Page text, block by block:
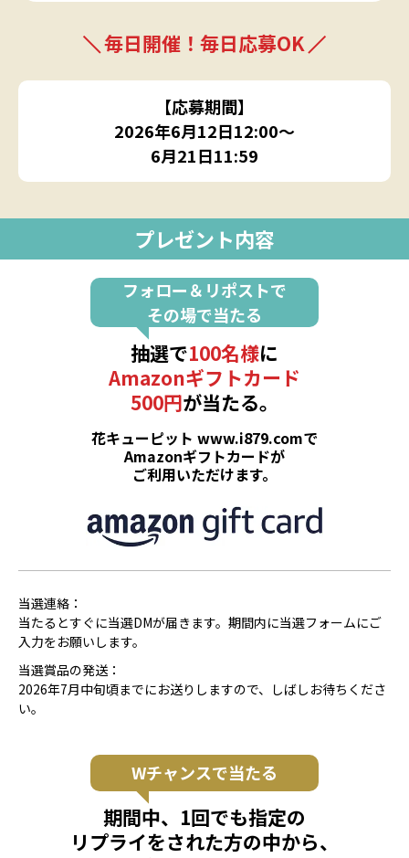
毎日開催！毎日応募OK
【応募期間】
2026年6月12日12:00～
6月21日11:59
プレゼント内容
フォロー＆リポストで
その場で当たる
抽選で100名様に
Amazonギフトカード
500円が当たる。
花キューピット www.i879.comで
Amazonギフトカードが
ご利用いただけます。
当選連絡：
当たるとすぐに当選DMが届きます。期間内に当選フォームにご
入力をお願いします。
当選賞品の発送：
2026年7月中旬頃までにお送りしますので、しばしお待ちくださ
い。
Wチャンスで当たる
期間中、1回でも指定の
リプライをされた方の中から、